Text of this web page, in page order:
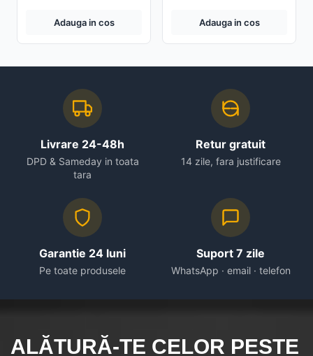
Adauga in cos Adauga in cos
Livrare 24-48h
DPD & Sameday in toata
tara
Retur gratuit
14 zile, fara justificare
Garantie 24 luni
Pe toate produsele
Suport 7 zile
WhatsApp · email · telefon
ALĂTURĂ-TE CELOR PESTE